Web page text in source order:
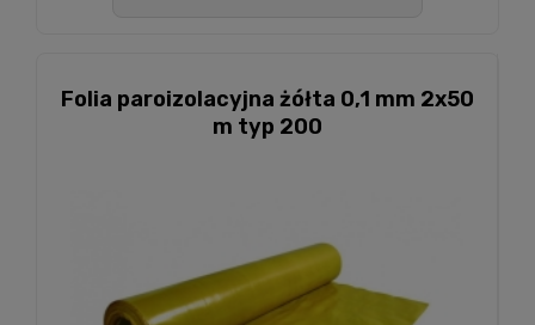
Folia paroizolacyjna żółta 0,1 mm 2x50
m typ 200